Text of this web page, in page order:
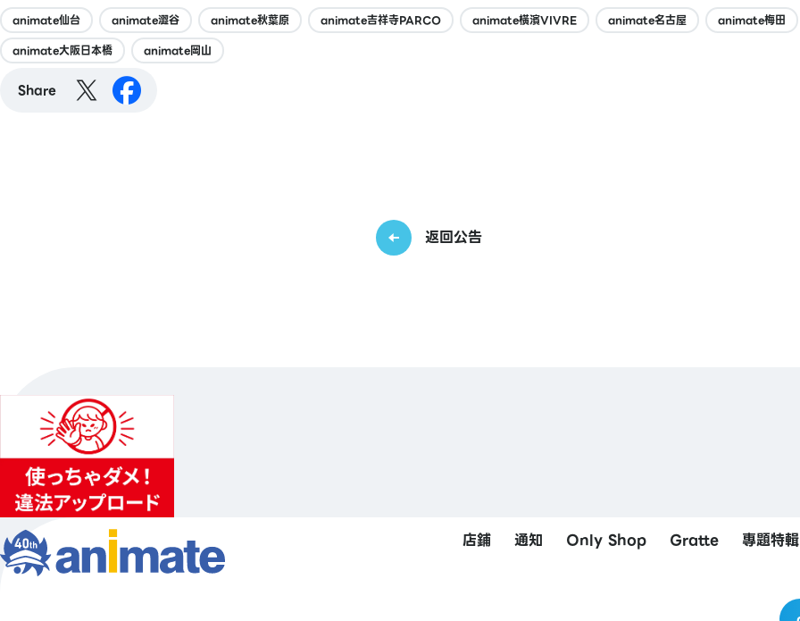
animate仙台 animate澀谷 animate秋葉原 animate吉祥寺PARCO animate橫濱VIVRE animate名古屋
animate梅田
animate大阪日本橋
animate岡山
Share
返回公告
店鋪 通知 Only Shop Gratte 專題特輯